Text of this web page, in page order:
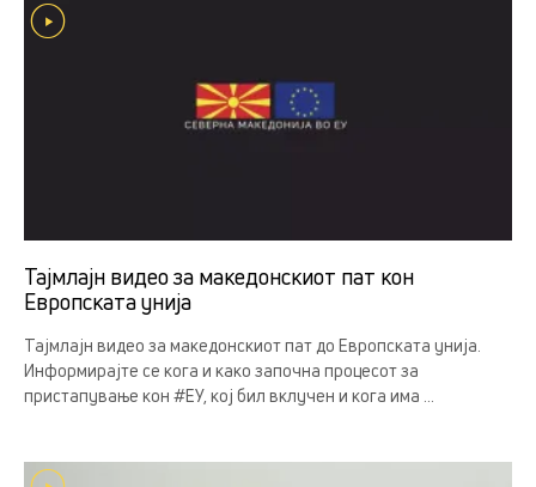
Тајмлајн видео за македонскиот пат кон
Европската унија
Тајмлајн видео за македонскиот пат до Европската унија.
Информирајте се кога и како започна процесот за
пристапување кон #ЕУ, кој бил вклучен и кога има ...